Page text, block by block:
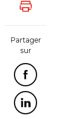
Lancer
Partager
sur
Partager
Partager